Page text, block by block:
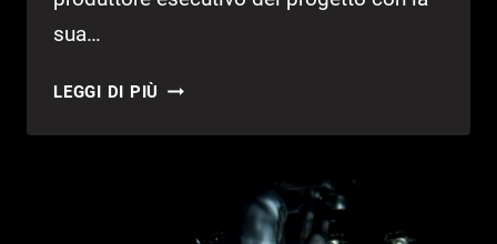
sua…
LEGGI DI PIÙ NUOVO
DI